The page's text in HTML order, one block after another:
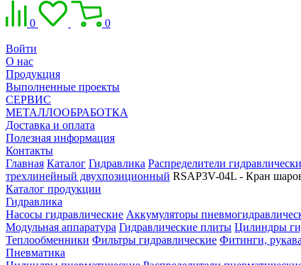
0 0
Войти
О нас
Продукция
Выполненные проекты
СЕРВИС
МЕТАЛЛООБРАБОТКА
Доставка и оплата
Полезная информация
Контакты
Главная Каталог Гидравлика Распределители
трехлинейный двухпозиционный RSAP3V-04L - Кран
Каталог продукции
Гидравлика
Насосы гидравлические Аккумуляторы
Модульная аппаратура Гидравлические плиты Цилиндры
Теплообменники Фильтры гидравлические Фитинги,
Пневматика